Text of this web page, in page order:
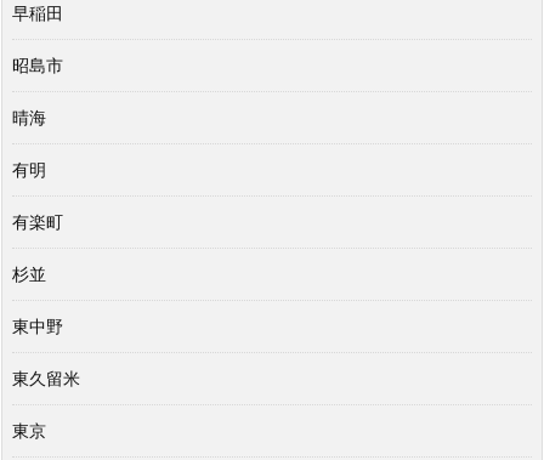
早稲田
昭島市
晴海
有明
有楽町
杉並
東中野
東久留米
東京